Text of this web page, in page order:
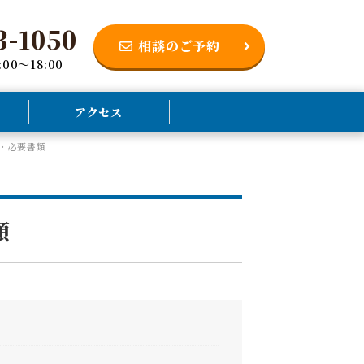
1050
～18:00
相談のご予約
アクセス
必要書類